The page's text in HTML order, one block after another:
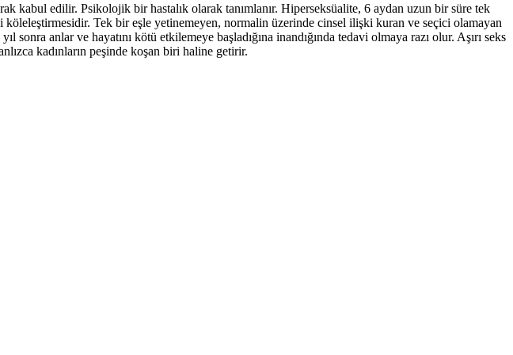
kabul edilir. Psikolojik bir hastalık olarak tanımlanır. Hiperseksüalite, 6 aydan uzun bir süre tek
Tek bir eşle yetinemeyen, normalin üzerinde cinsel ilişki kuran ve seçici olamayan
anlar ve hayatını kötü etkilemeye başladığına inandığında tedavi olmaya razı olur. Aşırı seks
kadınların peşinde koşan biri haline getirir.